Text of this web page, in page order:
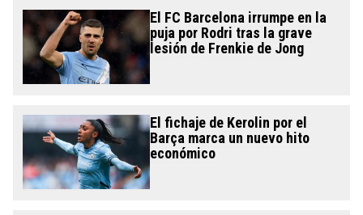
El FC Barcelona irrumpe en la
puja por Rodri tras la grave
lesión de Frenkie de Jong
El fichaje de Kerolin por el
Barça marca un nuevo hito
económico